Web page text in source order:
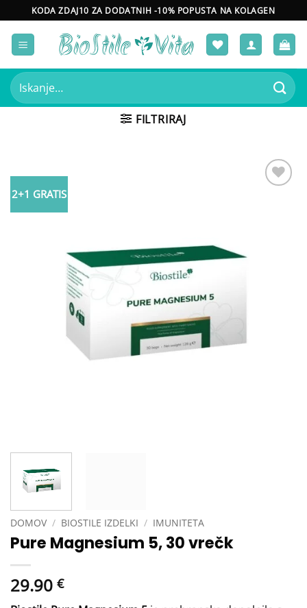
na
vsebino
KODA ZDAJ10 ZA DODATNIH -10% POPUSTA NA KOLAGEN
Išči:
FILTRIRAJ
2+1 GRATIS
DOMOV / BIOSTILE IZDELKI / IMUNITETA
Pure Magnesium 5, 30 vrečk
29.90 €